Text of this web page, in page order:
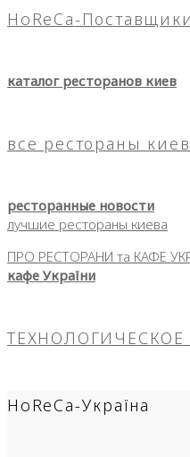
HoReCa-Поставщики
каталог ресторанов киев
все рестораны
ресторанные новости
лучшие рестораны киева
ПРО РЕСТОРАНИ та КАФЕ
кафе України
HoReCa-Україна